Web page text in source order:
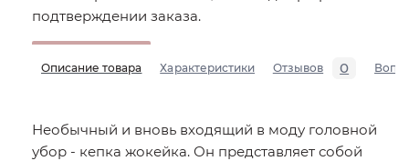
подтверждении заказа.
Описание товара Характеристики Отзывов 0
Необычный и вновь входящий в моду головной
убор - кепка жокейка. Он представляет собой